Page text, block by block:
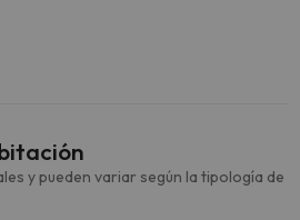
y pueden variar según la tipología de